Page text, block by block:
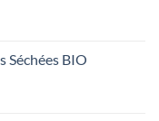
Séchées BIO